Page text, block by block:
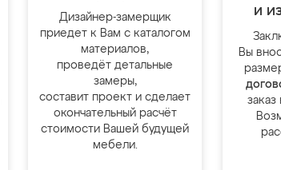
Дизайнер-замерщик
приедет к Вам с каталогом
материалов,
проведёт детальные
замеры,
составит проект и сделает
окончательный расчёт
стоимости Вашей будущей
мебели.
и
Вы